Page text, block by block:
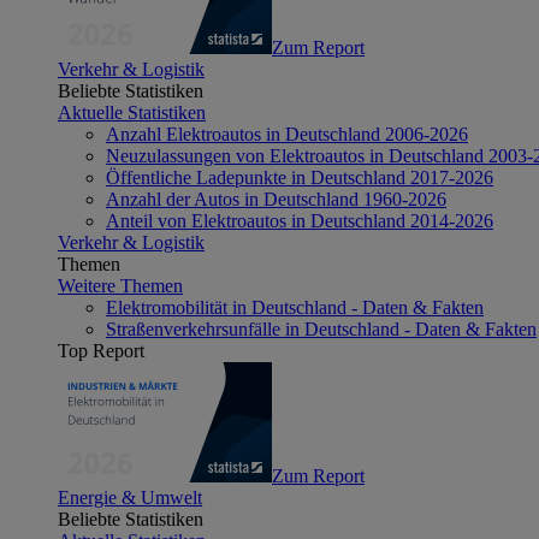
Zum Report
Verkehr & Logistik
Beliebte Statistiken
Aktuelle Statistiken
Anzahl Elektroautos in Deutschland 2006-2026
Neuzulassungen von Elektroautos in Deutschland 2003-
Öffentliche Ladepunkte in Deutschland 2017-2026
Anzahl der Autos in Deutschland 1960-2026
Anteil von Elektroautos in Deutschland 2014-2026
Verkehr & Logistik
Themen
Weitere Themen
Elektromobilität in Deutschland - Daten & Fakten
Straßenverkehrsunfälle in Deutschland - Daten & Fakten
Top Report
Zum Report
Energie & Umwelt
Beliebte Statistiken